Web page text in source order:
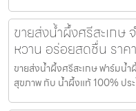
ขายส่งน้ำผึ้งศรีสะเกษ
หวาน อร่อยสดชื่น ราค
ขายส่งน้ำผึ้งศรีสะเกษ ฟาร์มน้
สุขภาพ กับ น้ำผึ้งแท้ 100% ปร